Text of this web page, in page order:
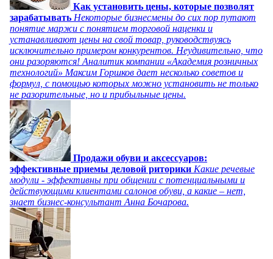
Как установить цены, которые позволят
зарабатывать Некоторые бизнесмены до сих пор путают
понятие маржи с понятием торговой наценки и
устанавливают цены на свой товар, руководствуясь
исключительно примером конкурентов. Неудивительно, что
они разоряются! Аналитик компании «Академия розничных
технологий» Максим Горшков дает несколько советов и
формул, с помощью которых можно установить не только
не разорительные, но и прибыльные цены.
Продажи обуви и аксессуаров:
эффективные приемы деловой риторики Какие речевые
модули - эффективны при общении с потенциальными и
действующими клиентами салонов обуви, а какие – нет,
знает бизнес-консультант Анна Бочарова.